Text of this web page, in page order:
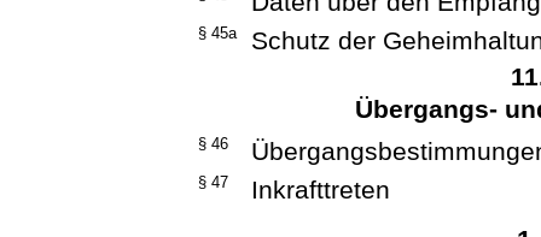
§ 45a
Schutz der
Übergangs-
§ 46
§ 47 Inkrafttreten